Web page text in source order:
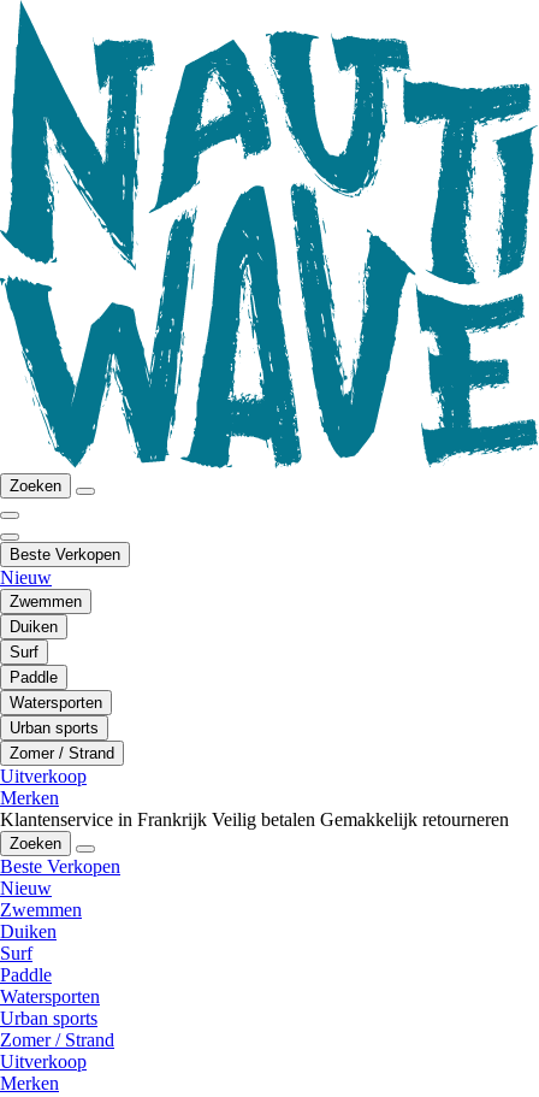
Zoeken
Beste Verkopen
Nieuw
Zwemmen
Duiken
Surf
Paddle
Watersporten
Urban sports
Zomer / Strand
Uitverkoop
Merken
Klantenservice in Frankrijk Veilig betalen Gemakkelijk retourneren
Zoeken
Beste Verkopen
Nieuw
Zwemmen
Duiken
Surf
Paddle
Watersporten
Urban sports
Zomer / Strand
Uitverkoop
Merken